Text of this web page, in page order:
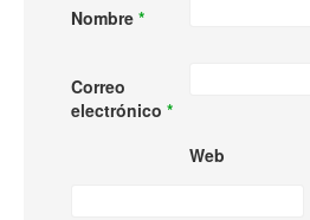
Nombre *
Correo
electrónico *
Web